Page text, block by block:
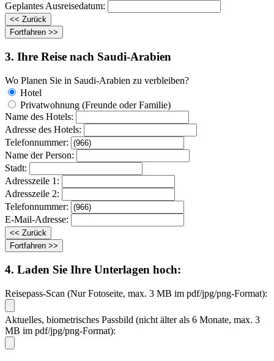
Geplantes Ausreisedatum:
3. Ihre Reise nach Saudi-Arabien
Wo Planen Sie in Saudi-Arabien zu verbleiben?
Hotel
Privatwohnung (Freunde oder Familie)
Name des Hotels:
Adresse des Hotels:
Telefonnummer:
Name der Person:
Stadt:
Adresszeile 1:
Adresszeile 2:
Telefonnummer:
E-Mail-Adresse:
4. Laden Sie Ihre Unterlagen hoch:
Reisepass-Scan (Nur Fotoseite, max. 3 MB im pdf/jpg/png-Format):
Aktuelles, biometrisches Passbild (nicht älter als 6 Monate, max. 3
MB im pdf/jpg/png-Format):